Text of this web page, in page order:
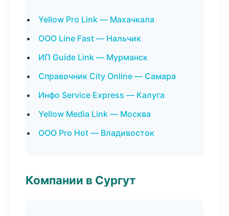
Yellow Pro Link — Махачкала
ООО Line Fast — Нальчик
ИП Guide Link — Мурманск
Справочник City Online — Самара
Инфо Service Express — Калуга
Yellow Media Link — Москва
ООО Pro Hot — Владивосток
Компании в Сургут